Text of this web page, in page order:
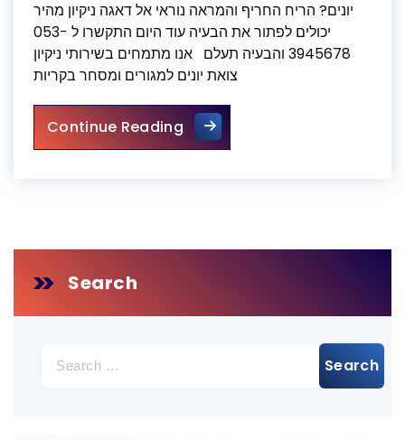
יונים? הריח החריף והמראה נוראי אל דאגה ניקיון מהיר
יכולים לפתור את הבעיה עוד היום התקשרו ל 053-
3945678 והבעיה תעלם אנו מתמחים בשירותי ניקיון
צואת יונים למגורים ומסחר בקריות
Continue Readingפינוי צואת יונים מגג רעפים בקריות
Search
for: